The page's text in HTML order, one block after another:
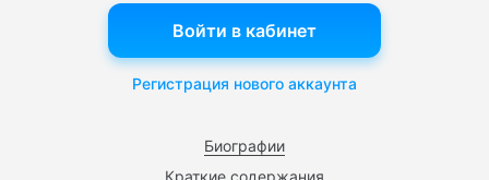
Биографии
Краткие содержания
Войти в кабинет
Регистрация нового аккаунта